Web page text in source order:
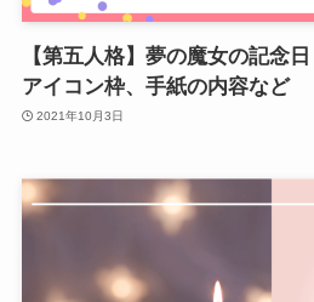
【第五人格】夢の魔女の記念
アイコン枠、手紙の内容など
2021年10月3日